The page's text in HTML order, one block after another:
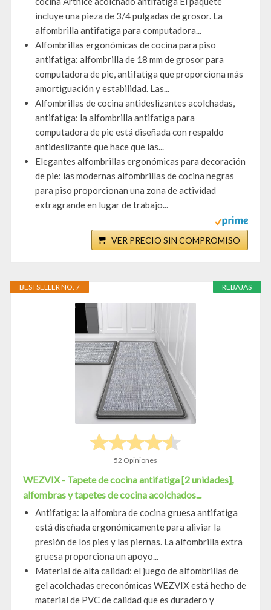
incluye una pieza de 3/4 pulgadas de grosor. La
alfombrilla antifatiga para computadora...
Alfombrillas ergonómicas de cocina para piso
antifatiga: alfombrilla de 18 mm de grosor para
computadora de pie, antifatiga que proporciona más
amortiguación y estabilidad. Las...
Alfombrillas de cocina antideslizantes acolchadas,
antifatiga: la alfombrilla antifatiga para
computadora de pie está diseñada con respaldo
antideslizante que hace que las...
Elegantes alfombrillas ergonómicas para decoración
de pie: las modernas alfombrillas de cocina negras
para piso proporcionan una zona de actividad
extragrande en lugar de trabajo...
VER PRECIO SIN COMPROMISO
REBAJAS
BESTSELLER NO. 7
52 Opiniones
WEZVIX - Tapete de cocina antifatiga [2 unidades],
alfombras y tapetes de cocina acolchados...
Antifatiga: la alfombra de cocina gruesa antifatiga
está diseñada ergonómicamente para aliviar la
presión de los pies y las piernas. La alfombrilla extra
gruesa proporciona un apoyo...
Material de alta calidad: el juego de alfombrillas de
gel acolchadas ereconómicas WEZVIX está hecho de
material de PVC de calidad que es duradero y